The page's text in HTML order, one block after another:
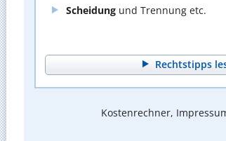
Scheidung und Trennung etc.
Rechtstipps
Kostenrechner,